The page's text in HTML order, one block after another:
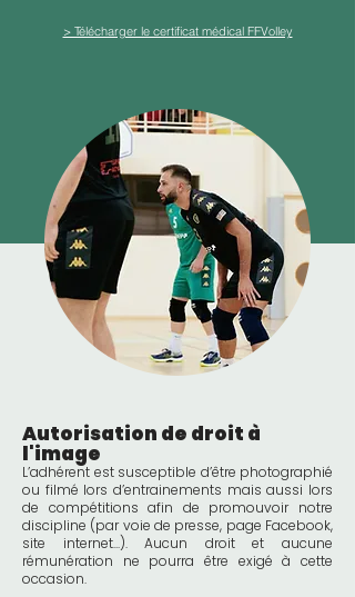
> Télécharger le certificat médical FFVolley
Autorisation de droit à
l'image
L’adhérent est susceptible d’être photographié
ou filmé lors d’entrainements mais aussi lors
de compétitions afin de promouvoir notre
discipline (par voie de presse, page Facebook,
site internet...). Aucun droit et aucune
rémunération ne pourra être exigé à cette
occasion.